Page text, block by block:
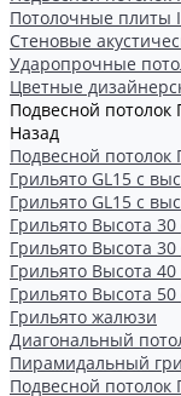
Потолочные плиты
Стеновые
Ударопрочные
Цветные
Подвесной потолок
Назад
Подвесной потолок
Грильято GL15 с
Грильято GL15 с
Грильято Высота 30
Грильято Высота 30
Грильято Высота 40
Грильято Высота 50
Грильято жалюзи
Диагональный
Пирамидальный
Подвесной потолок